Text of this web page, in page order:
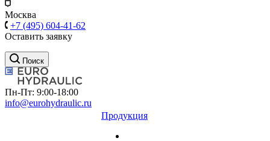
Москва
+7 (495) 604-41-62
Оставить заявку
Поиск
Пн-Пт: 9:00-18:00
info@eurohydraulic.ru
Продукция